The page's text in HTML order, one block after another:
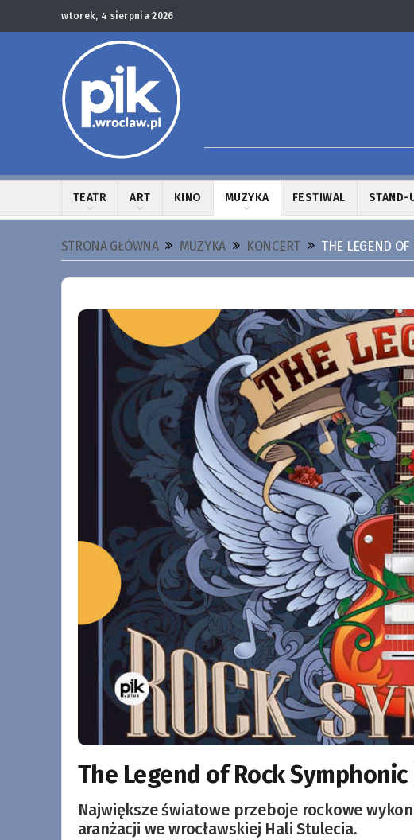
wtorek, 4 sierpnia 2026
TEATR ART KINO MUZYKA FESTIWAL STAND-
STRONA GŁÓWNA MUZYKA KONCERT THE LEGEND
The Legend of Rock
Największe światowe przeboje rockowe
aranżacji we wrocławskiej Hali Stulecia.